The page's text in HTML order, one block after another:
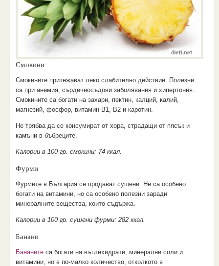
Смокини
Смокините притежават леко слабително действие. Полезни
са при анемия, сърдечносъдови заболявания и хипертония.
Смокините са богати на захари, пектин, калций, калий,
магнезий, фосфор, витамин В1, В2 и каротин.
Не трябва да се консумират от хора, страдащи от пясък и
камъни в бъбреците.
Калории в 100 гр. смокини: 74 ккал.
Фурми
Фурмите в България се продават сушени. Не са особено
богати на витамини, но са особено полезни заради
минералните вещества, които съдържа.
Калории в 100 гр. сушени фурми: 282 ккал.
Банани
Бананитеса богати на въглехидрати, минерални соли и
витамини, но в по-малко количество, отколкото в